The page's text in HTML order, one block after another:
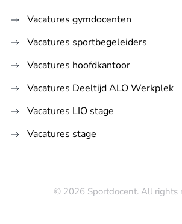
Vacatures gymdocenten
Vacatures sportbegeleiders
Vacatures hoofdkantoor
Vacatures Deeltijd ALO Werkplek
Vacatures LIO stage
Vacatures stage
© 2026 Sportdocent. All rights